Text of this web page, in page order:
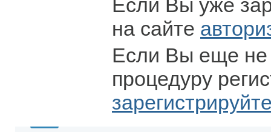
Если Вы уже
на сайте
Если Вы еще не
процедуру